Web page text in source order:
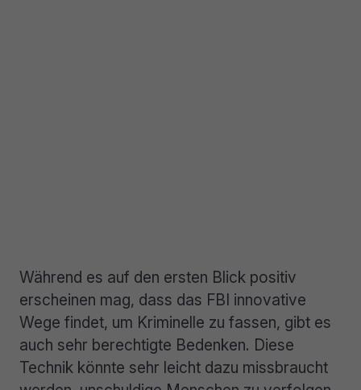
Während es auf den ersten Blick positiv
erscheinen mag, dass das FBI innovative
Wege findet, um Kriminelle zu fassen, gibt es
auch sehr berechtigte Bedenken. Diese
Technik könnte sehr leicht dazu missbraucht